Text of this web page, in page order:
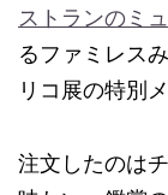
ストランのミ
るファミレス
リコ展の特別
注文したのは